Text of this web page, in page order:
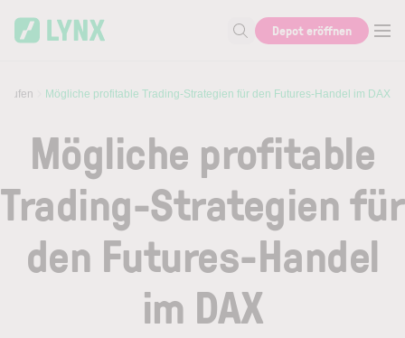
Suche nach Aktie, Autor...
Depot eröffnen
Mögliche profitable Trading-Strategien für den Futures-Handel im DAX
Mögliche profitable
Trading-Strategien für
den Futures-Handel
im DAX